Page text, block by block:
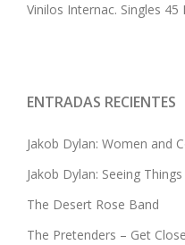
Vinilos Internac. Singles 45
ENTRADAS RECIENTES
Jakob Dylan: Women and
Jakob Dylan: Seeing Things
The Desert Rose Band
The Pretenders – Get Close